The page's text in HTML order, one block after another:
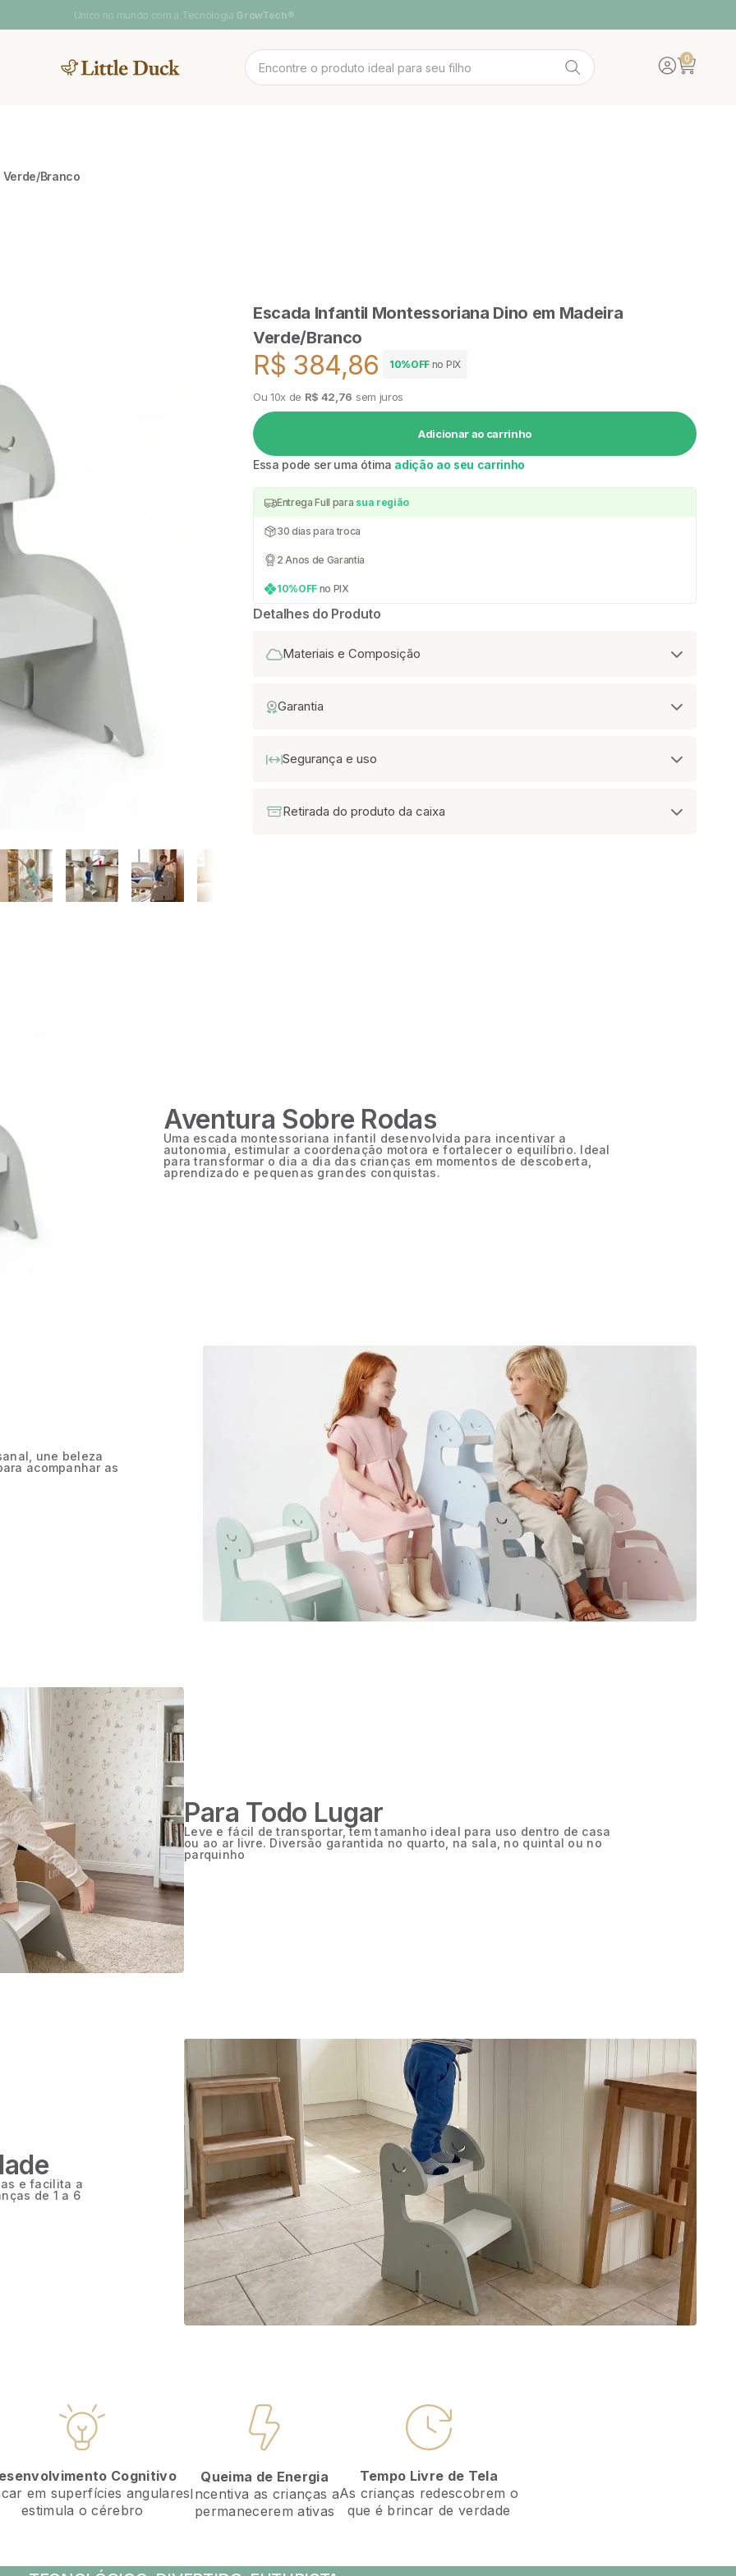
Frete Grátispara Sul e Sudeste
Translation
Abrir
0
Branco
Escada Infantil Montessoriana Dino em Madeira
Verde/Branco
Preço de venda
R$ 384,86 10%OFF no PIX
Ou 10x de R$ 42,76 sem juros
Adicionar ao carrinho
Essa pode ser uma ótima adição ao seu carrinho
Entrega Full para sua região
30 dias para troca
2 Anos de Garantia
10%OFF no PIX
Detalhes do Produto
Materiais e Composição
Garantia
Segurança e uso
Retirada do produto da caixa
Aventura Sobre Rodas
Uma escada montessoriana infantil desenvolvida para incentivar a
autonomia, estimular a coordenação motora e fortalecer o equilíbrio. Ideal
para transformar o dia a dia das crianças em momentos de descoberta,
aprendizado e pequenas grandes conquistas.
une beleza
acompanhar as
Para Todo Lugar
Leve e fácil de transportar, tem tamanho ideal para uso dentro de casa
ou ao ar livre. Diversão garantida no quarto, na sala, no quintal ou no
parquinho
e facilita a
de 1 a 6
Cognitivo
em superfícies angulares
estimula o cérebro
Queima de Energia
Incentiva as crianças a
permanecerem ativas
Tempo Livre de Tela
As crianças redescobrem o
que é brincar de verdade